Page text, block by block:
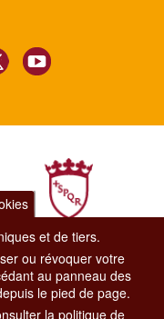
Turismo e Moda.
et de tiers.
ou révoquer votre
au panneau des
le pied de page.
la politique de